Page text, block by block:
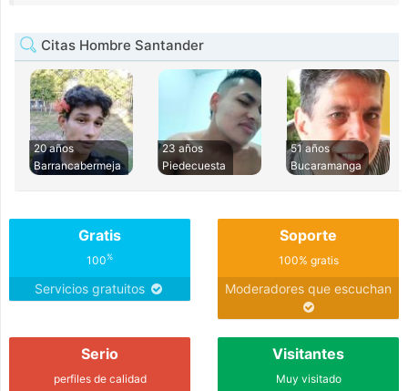
Citas Hombre Santander
20 años
Barrancabermeja
23 años
Piedecuesta
51 años
Bucaramanga
Gratis
100%
Servicios gratuitos
Soporte
100% gratis
Moderadores que escuchan
Serio
perfiles de calidad
Visitantes
Muy visitado